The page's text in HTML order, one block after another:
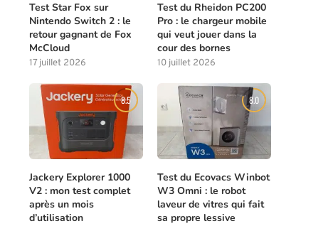
Test Star Fox sur
Nintendo Switch 2 : le
retour gagnant de Fox
McCloud
17 juillet 2026
Test du Rheidon PC200
Pro : le chargeur mobile
qui veut jouer dans la
cour des bornes
10 juillet 2026
8.5
Jackery Explorer 1000
V2 : mon test complet
après un mois
d’utilisation
8.0
Test du Ecovacs Winbot
W3 Omni : le robot
laveur de vitres qui fait
sa propre lessive